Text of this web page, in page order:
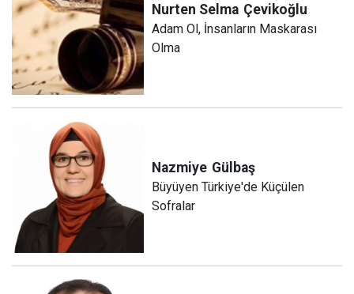
Nurten Selma Çevikoğlu
Adam Ol, İnsanların Maskarası
Olma
Nazmiye Gülbaş
Büyüyen Türkiye'de Küçülen
Sofralar